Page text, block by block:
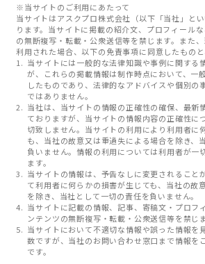
※当サイトのご利用にあたって
当サイトはアスクプロ株式会社（以下「当社」と
ります。当サイトに掲載の紹介文、プロフィール
の無断複写・転載・公衆送信等を禁じます。また
利用された場合、以下の免責事項に同意したものと
当サイトには一般的な法律知識や事例に関する
が、これらの掲載情報は制作時点において、一
したものであり、法律的なアドバイスや個別の
ではありません。
当社は、当サイトの情報の正確性の確保、最新
ておりますが、当サイトの情報内容の正確性に
切致しません。当サイトの利用により利用者に
も、当社の故意又は重過失による場合を除き、
負いません。情報の利用については利用者が一
ます。
当サイトの情報は、予告なしに変更されること
て利用者に何らかの損害が生じても、当社の故
を除き、当社として一切の責任を負いません。
当サイトに記載の情報、記事、寄稿文・プロフ
ンテンツの無断複写・転載・公衆送信等を禁じま
当サイトにおいて不適切な情報や誤った情報を
数ですが、当社のお問い合わせ窓口まで情報を
です。